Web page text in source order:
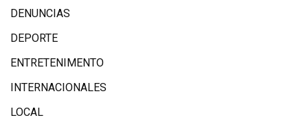
DENUNCIAS
DEPORTE
ENTRETENIMENTO
INTERNACIONALES
LOCAL